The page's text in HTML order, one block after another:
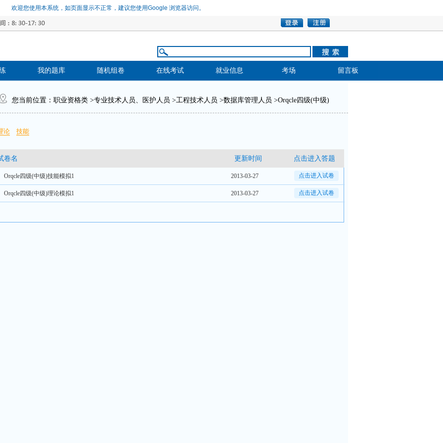
欢迎您使用本系统，如页面显示不正常，建议您使用Google 浏览器访问。
我的题库 随机组卷 在线考试 就业信息 考场 留言板
您当前位置： 职业资格类 >专业技术人员、医护人员 >工程技术人员 >数据库管理人员 >Orqcle四级(中级)
论 技能
卷名 更新时间 点击进入答题
Orqcle四级(中级)技能模拟1 2013-03-27 点击进入试卷
Orqcle四级(中级)理论模拟1 2013-03-27 点击进入试卷